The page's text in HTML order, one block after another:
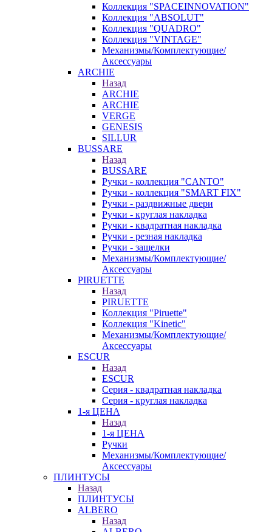
Коллекция "SPACEINNOVATION"
Коллекция "ABSOLUT"
Коллекция "QUADRO"
Коллекция "VINTAGE"
Механизмы/Комплектующие/
Аксессуары
ARCHIE
Назад
ARCHIE
ARCHIE
VERGE
GENESIS
SILLUR
BUSSARE
Назад
BUSSARE
Ручки - коллекция "CANTO"
Ручки - коллекция "SMART FIX"
Ручки - раздвижные двери
Ручки - круглая накладка
Ручки - квадратная накладка
Ручки - резная накладка
Ручки - защелки
Механизмы/Комплектующие/
Аксессуары
PIRUETTE
Назад
PIRUETTE
Коллекция "Piruette"
Коллекция "Kinetic"
Механизмы/Комплектующие/
Аксессуары
ESCUR
Назад
ESCUR
Серия - квадратная накладка
Серия - круглая накладка
1-я ЦЕНА
Назад
1-я ЦЕНА
Ручки
Механизмы/Комплектующие/
Аксессуары
ПЛИНТУСЫ
Назад
ПЛИНТУСЫ
ALBERO
Назад